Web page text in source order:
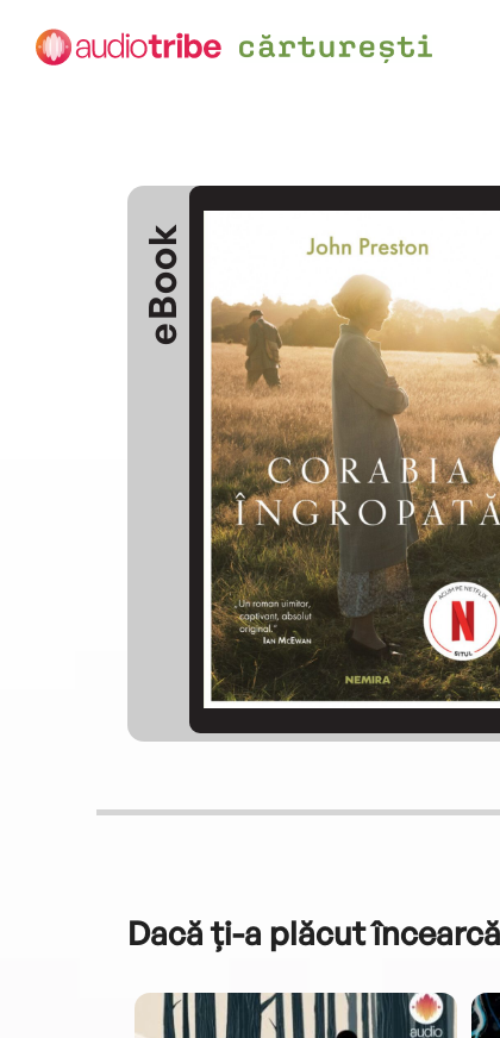
eBook
Dacă ți-a plăcut